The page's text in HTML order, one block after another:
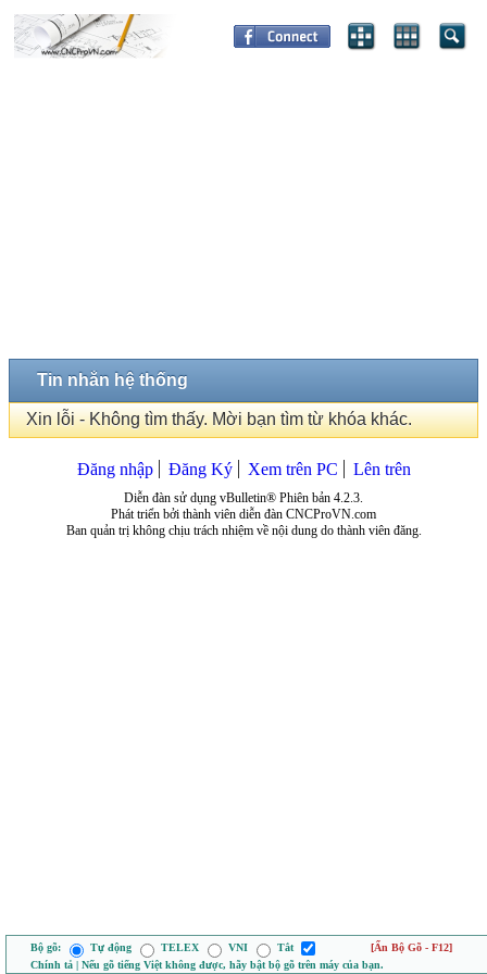
Tin nhắn hệ thống
Xin lỗi - Không tìm thấy. Mời bạn tìm từ khóa khác.
Đăng nhập Đăng Ký Xem trên PC Lên trên
Diễn đàn sử dụng vBulletin® Phiên bản 4.2.3.
Phát triển bởi thành viên diễn đàn CNCProVN.com
Ban quản trị không chịu trách nhiệm về nội dung do thành viên đăng.
Bộ gõ: Tự động TELEX VNI Tắt
[Ẩn Bộ Gõ - F12]
Chính tả | Nếu gõ tiếng Việt không được, hãy bật bộ gõ trên máy của bạn.